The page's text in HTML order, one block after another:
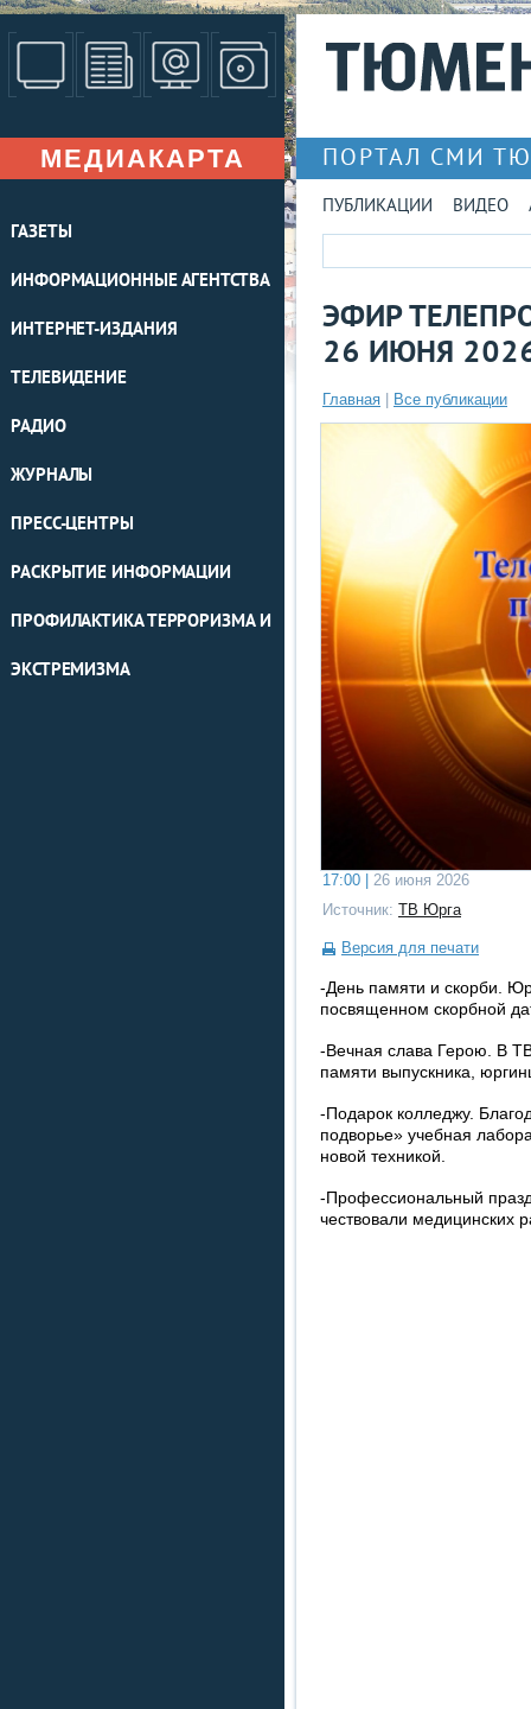
МЕДИАКАРТА
ГАЗЕТЫ
ИНФОРМАЦИОННЫЕ АГЕНТСТВА
ИНТЕРНЕТ-ИЗДАНИЯ
ТЕЛЕВИДЕНИЕ
РАДИО
ЖУРНАЛЫ
ПРЕСС-ЦЕНТРЫ
РАСКРЫТИЕ ИНФОРМАЦИИ
ПРОФИЛАКТИКА ТЕРРОРИЗМА И
ЭКСТРЕМИЗМА
ПОРТАЛ СМИ
ПУБЛИКАЦИИ ВИДЕО
ЭФИР
26 ИЮНЯ
Главная Все публикации
17:00 |
26 июня 2026
Источник: ТВ Юрга
Версия для печати
-День памяти и скорби.
посвященном скорбной
-Вечная слава Герою. В
памяти выпускника,
-Подарок колледжу.
подворье» учебная
новой техникой.
-Профессиональный
чествовали медицинских